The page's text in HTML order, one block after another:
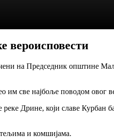
вероисповести
на Председник општине
све најбоље поводом овог
Дрине, који славе Курбан
и комшијама.